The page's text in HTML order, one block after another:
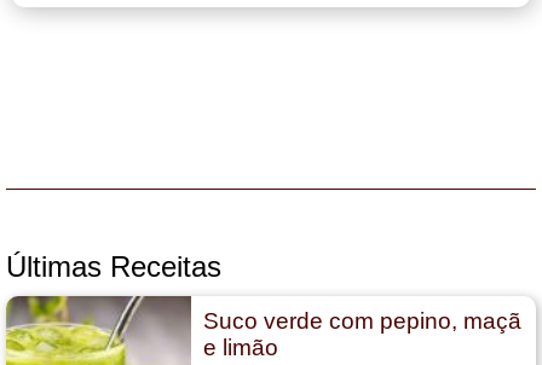
Últimas Receitas
Suco verde com pepino, maçã
e limão